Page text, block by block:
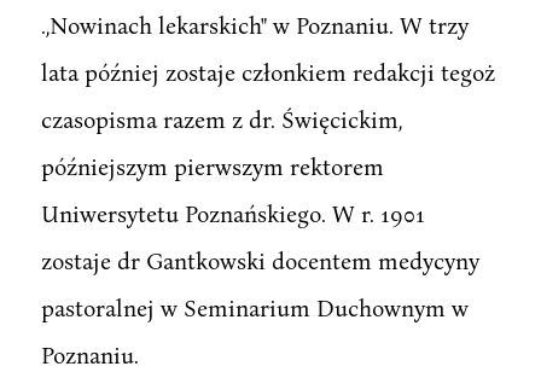
.,Nowinach lekarskich" w Poznaniu. W trzy
lata później zostaje członkiem redakcji tegoż
czasopisma razem z dr. Święcickim,
późniejszym pierwszym rektorem
Uniwersytetu Poznańskiego. W r. 1901
zostaje dr Gantkowski docentem medycyny
pastoralnej w Seminarium Duchownym w
Poznaniu.